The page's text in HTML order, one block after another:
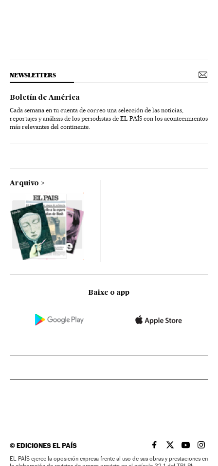
NEWSLETTERS
Boletín de América
Cada semana en tu cuenta de correo una selección de las noticias,
reportajes y análisis de los periodistas de EL PAÍS con los acontecimientos
más relevantes del continente.
Arquivo
Baixe o app
©EDICIONES EL PAÍS EL PAÍS BRASIL EN
EL PAÍSEL PAÍS
EL
EL PAÍS ejerce la oposición expresa frente al uso de sus obras y prestaciones en